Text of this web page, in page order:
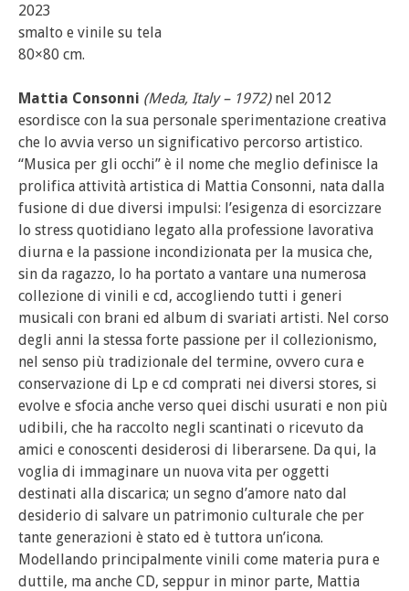
2023
smalto e vinile su tela
80×80 cm.
Mattia Consonni (Meda, Italy – 1972)nel 2012
esordisce con la sua personale sperimentazione creativa
che lo avvia verso un significativo percorso artistico.
“Musica per gli occhi” è il nome che meglio definisce la
prolifica attività artistica di Mattia Consonni, nata dalla
fusione di due diversi impulsi: l’esigenza di esorcizzare
lo stress quotidiano legato alla professione lavorativa
diurna e la passione incondizionata per la musica che,
sin da ragazzo, lo ha portato a vantare una numerosa
collezione di vinili e cd, accogliendo tutti i generi
musicali con brani ed album di svariati artisti. Nel corso
degli anni la stessa forte passione per il collezionismo,
nel senso più tradizionale del termine, ovvero cura e
conservazione di Lp e cd comprati nei diversi stores, si
evolve e sfocia anche verso quei dischi usurati e non più
udibili, che ha raccolto negli scantinati o ricevuto da
amici e conoscenti desiderosi di liberarsene. Da qui, la
voglia di immaginare un nuova vita per oggetti
destinati alla discarica; un segno d’amore nato dal
desiderio di salvare un patrimonio culturale che per
tante generazioni è stato ed è tuttora un’icona.
Modellando principalmente vinili come materia pura e
duttile, ma anche CD, seppur in minor parte, Mattia